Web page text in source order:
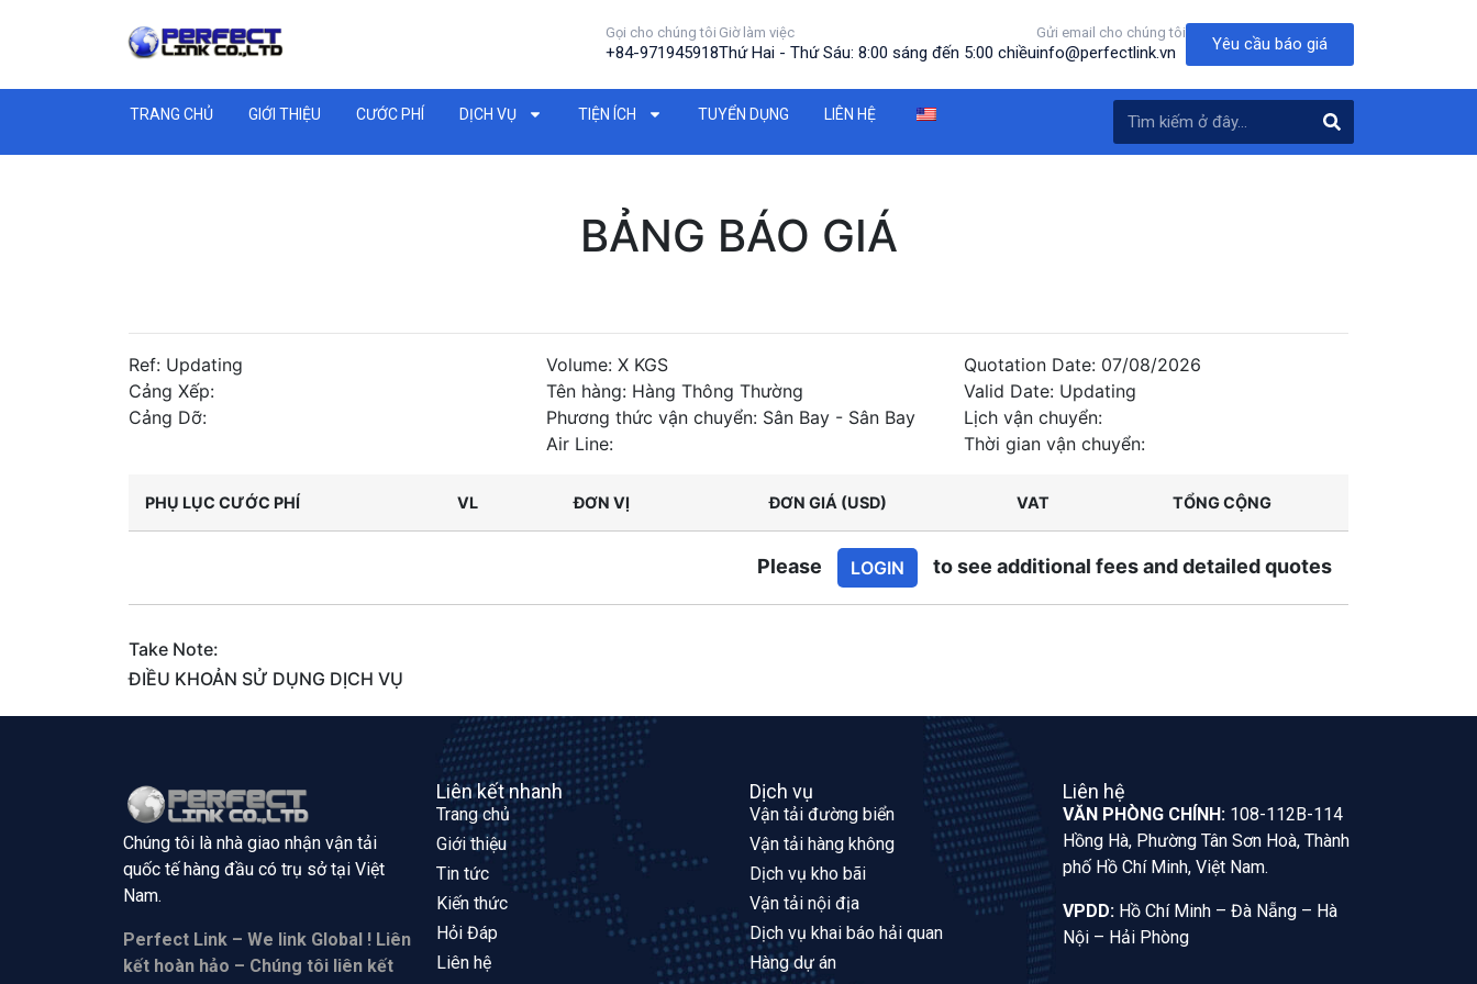
Gọi cho chúng tôi
+84-971945918
Giờ làm việc
Thứ Hai - Thứ Sáu: 8:00 sáng đến 5:00 chiều
Gửi email cho chúng tôi
info@perfectlink.vn Yêu cầu báo giá
TRANG CHỦ GIỚI THIỆU CƯỚC PHÍ DỊCH VỤ TIỆN ÍCH TUYỂN DỤNG LIÊN HỆ
BẢNG BÁO GIÁ
Ref: Updating
Cảng Xếp:
Cảng Dỡ:
Volume: X KGS
Tên hàng: Hàng Thông Thường
Phương thức vận chuyển: Sân Bay - Sân Bay
Air Line:
Quotation Date: 07/08/2026
Valid Date: Updating
Lịch vận chuyển:
Thời gian vận chuyển:
PHỤ LỤC CƯỚC PHÍ VL ĐƠN VỊ ĐƠN GIÁ (USD) VAT TỔNG CỘNG
Please LOGIN to see additional fees and detailed quotes
Take Note:
ĐIỀU KHOẢN SỬ DỤNG DỊCH VỤ
Chúng tôi là nhà giao nhận vận tải
quốc tế hàng đầu có trụ sở tại Việt
Nam.
Perfect Link – We link Global ! Liên
kết hoàn hảo – Chúng tôi liên kết
Liên kết nhanh
Trang chủ
Giới thiệu
Tin tức
Kiến thức
Hỏi Đáp
Liên hệ
Dịch vụ
Vận tải đường biển
Vận tải hàng không
Dịch vụ kho bãi
Vận tải nội địa
Dịch vụ khai báo hải quan
Hàng dự án
Liên hệ
VĂN PHÒNG CHÍNH: 108-112B-114
Hồng Hà, Phường Tân Sơn Hoà, Thành
phố Hồ Chí Minh, Việt Nam.
VPDD: Hồ Chí Minh – Đà Nẵng – Hà
Nội – Hải Phòng